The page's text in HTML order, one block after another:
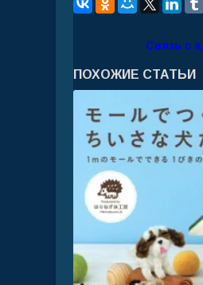
Связь с
ПОХОЖИЕ СТАТЬИ